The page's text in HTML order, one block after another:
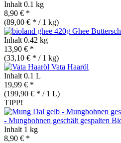
Inhalt 0.1 kg
8,90 € *
(89,00 € * / 1 kg)
Ghee
Inhalt 0.42 kg
13,90 € *
(33,10 € * / 1 kg)
Vata Haaröl
Inhalt 0.1 L
19,99 € *
(199,90 € * / 1 L)
TIPP!
- Mungbohnen geschält gespalten
Inhalt 1 kg
8,90 € *